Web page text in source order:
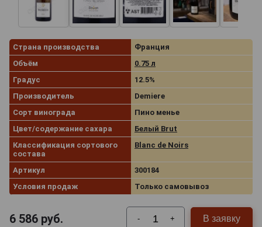
Страна производства
Франция
Объём
0.75 л
Градус
12.5%
Производитель
Demiere
Сорт винограда
Пино менье
Цвет/содержание сахара
Белый Brut
Классификация сортового
состава
Blanc de Noirs
Артикул
300184
Условия продаж
Только самовывоз
6 586 руб. - + В заявку